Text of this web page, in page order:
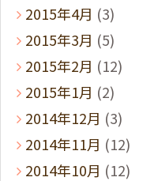
2015年4月 (3)
2015年3月 (5)
2015年2月 (12)
2015年1月 (2)
2014年12月 (3)
2014年11月 (12)
2014年10月 (12)